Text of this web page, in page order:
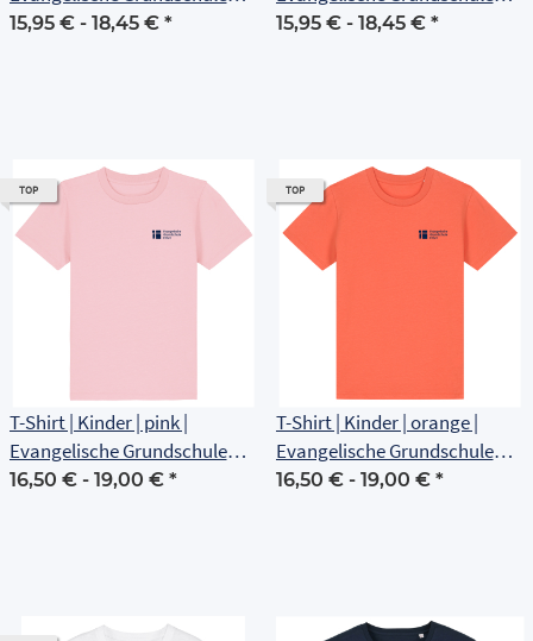
Erfurt
15,95 € - 18,45 € *
Erfurt
15,95 € - 18,45 € *
TOP
T-Shirt | Kinder | pink |
Evangelische Grundschule
Erfurt
16,50 € - 19,00 € *
TOP
T-Shirt | Kinder | orange |
Evangelische Grundschule
Erfurt
16,50 € - 19,00 € *